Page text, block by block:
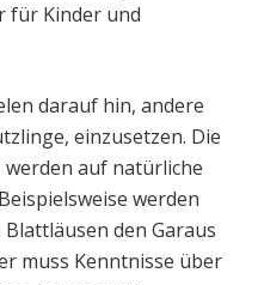
für Kinder und
darauf hin, andere
einzusetzen. Die
auf natürliche
werden
den Garaus
muss Kenntnisse über